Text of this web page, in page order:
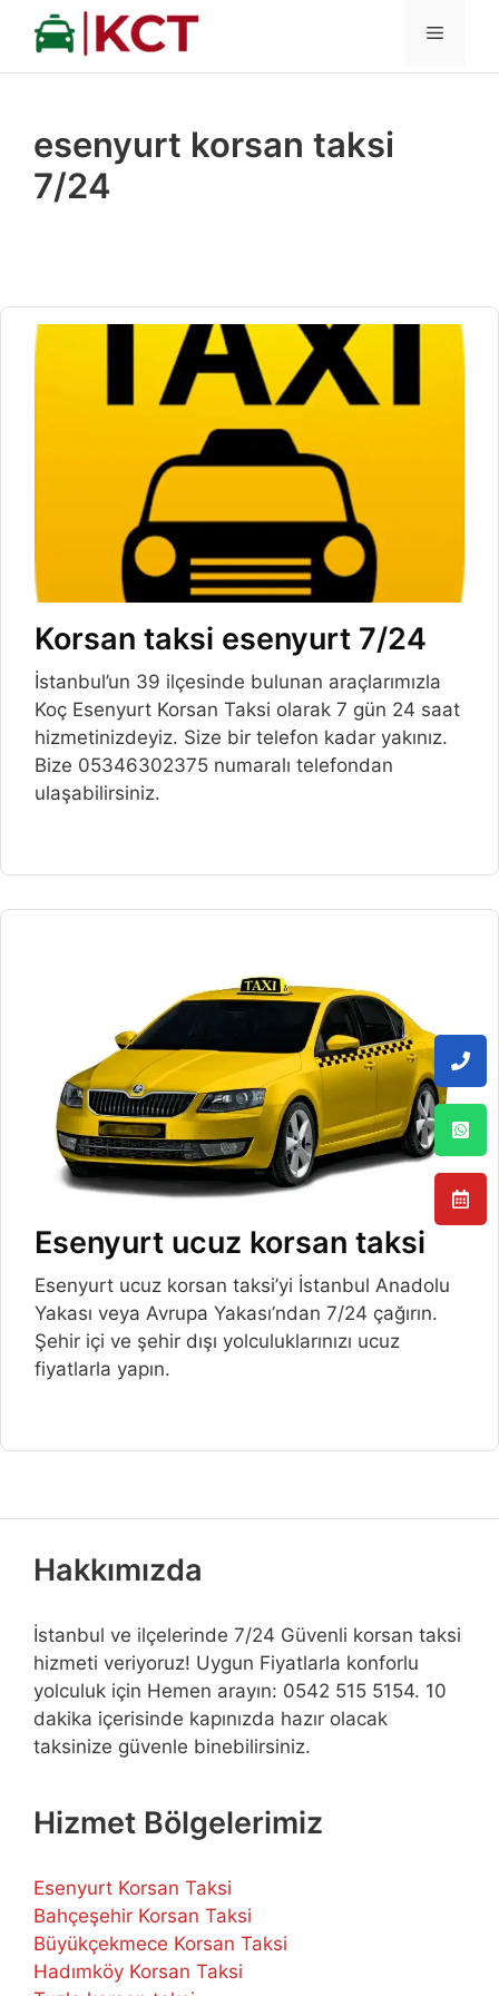
İçeriğe
MENÜ
esenyurt korsan taksi
7/24
Korsan taksi esenyurt 7/24
İstanbul’un 39 ilçesinde bulunan araçlarımızla
Koç Esenyurt Korsan Taksi olarak 7 gün 24 saat
hizmetinizdeyiz. Size bir telefon kadar yakınız.
Bize 05346302375 numaralı telefondan
ulaşabilirsiniz.
Esenyurt ucuz korsan taksi
Esenyurt ucuz korsan taksi’yi İstanbul Anadolu
Yakası veya Avrupa Yakası’ndan 7/24 çağırın.
Şehir içi ve şehir dışı yolculuklarınızı ucuz
fiyatlarla yapın.
Hakkımızda
İstanbul ve ilçelerinde 7/24 Güvenli korsan taksi
hizmeti veriyoruz! Uygun Fiyatlarla konforlu
yolculuk için Hemen arayın: 0542 515 5154. 10
dakika içerisinde kapınızda hazır olacak
taksinize güvenle binebilirsiniz.
Hizmet Bölgelerimiz
Esenyurt Korsan Taksi
Bahçeşehir Korsan Taksi
Büyükçekmece Korsan Taksi
Hadımköy Korsan Taksi